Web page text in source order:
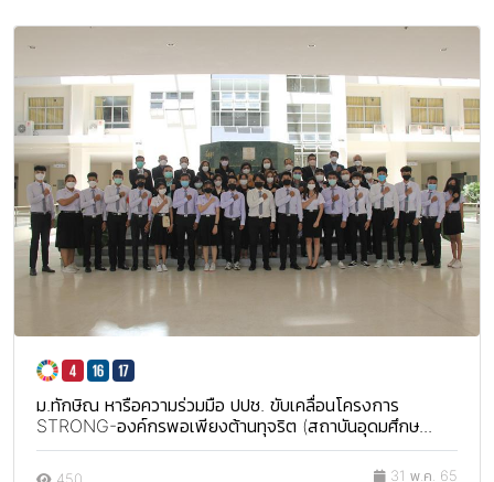
ม.ทักษิณ หารือความร่วมมือ ปปช. ขับเคลื่อนโครงการ
STRONG-องค์กรพอเพียงต้านทุจริต (สถาบันอุดมศึกษ...
31 พ.ค. 65